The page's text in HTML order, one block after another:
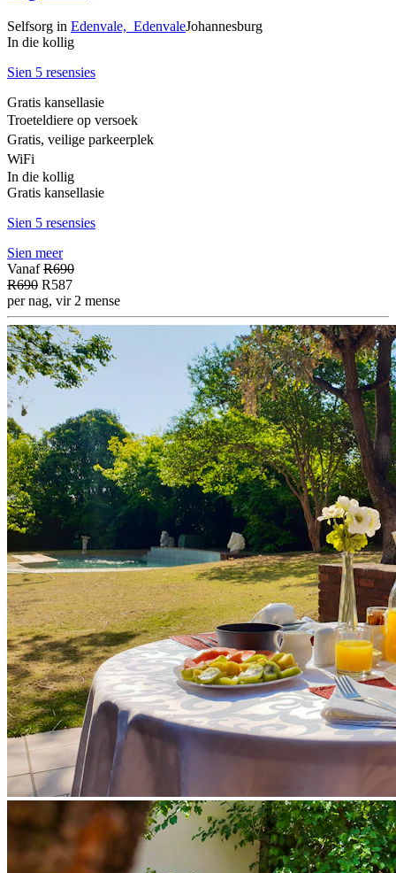
Selfsorg in Edenvale, EdenvaleJohannesburg
In die kollig
Sien 5 resensies
Gratis kansellasie
Troeteldiere op versoek
Gratis, veilige parkeerplek
WiFi
In die kollig
Gratis kansellasie
Sien 5 resensies
Sien meer
Vanaf R690
R690 R587
per nag, vir 2 mense